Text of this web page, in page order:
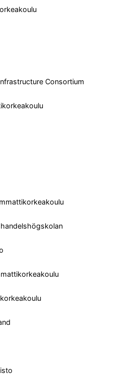
Consortium